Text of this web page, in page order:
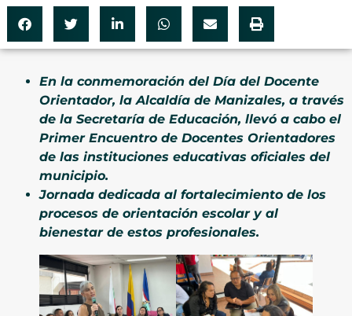
En la conmemoración del Día del Docente
Orientador, la Alcaldía de Manizales, a través
de la Secretaría de Educación, llevó a cabo el
Primer Encuentro de Docentes Orientadores
de las instituciones educativas oficiales del
municipio.
Jornada dedicada al fortalecimiento de los
procesos de orientación escolar y al
bienestar de estos profesionales.